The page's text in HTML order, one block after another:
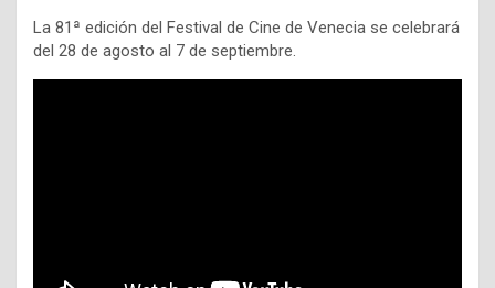
La 81ª edición del Festival de Cine de Venecia se celebrará
del 28 de agosto al 7 de septiembre.